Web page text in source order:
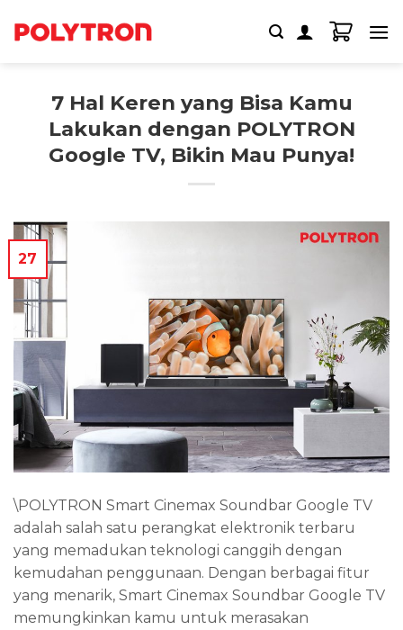
7 Hal Keren yang Bisa Kamu
Lakukan dengan POLYTRON
Google TV, Bikin Mau Punya!
27
\POLYTRON Smart Cinemax Soundbar Google TV
adalah salah satu perangkat elektronik terbaru
yang memadukan teknologi canggih dengan
kemudahan penggunaan. Dengan berbagai fitur
yang menarik, Smart Cinemax Soundbar Google TV
memungkinkan kamu untuk merasakan